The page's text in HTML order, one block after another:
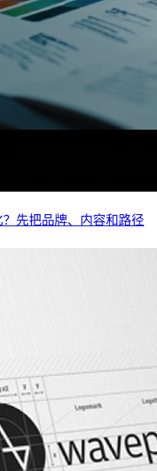
先把品牌、内容和路径